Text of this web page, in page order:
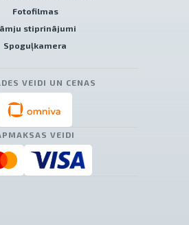
Fotofilmas
stiprinājumi
Spoguļkamera
VEIDI UN CENAS
VEIDI